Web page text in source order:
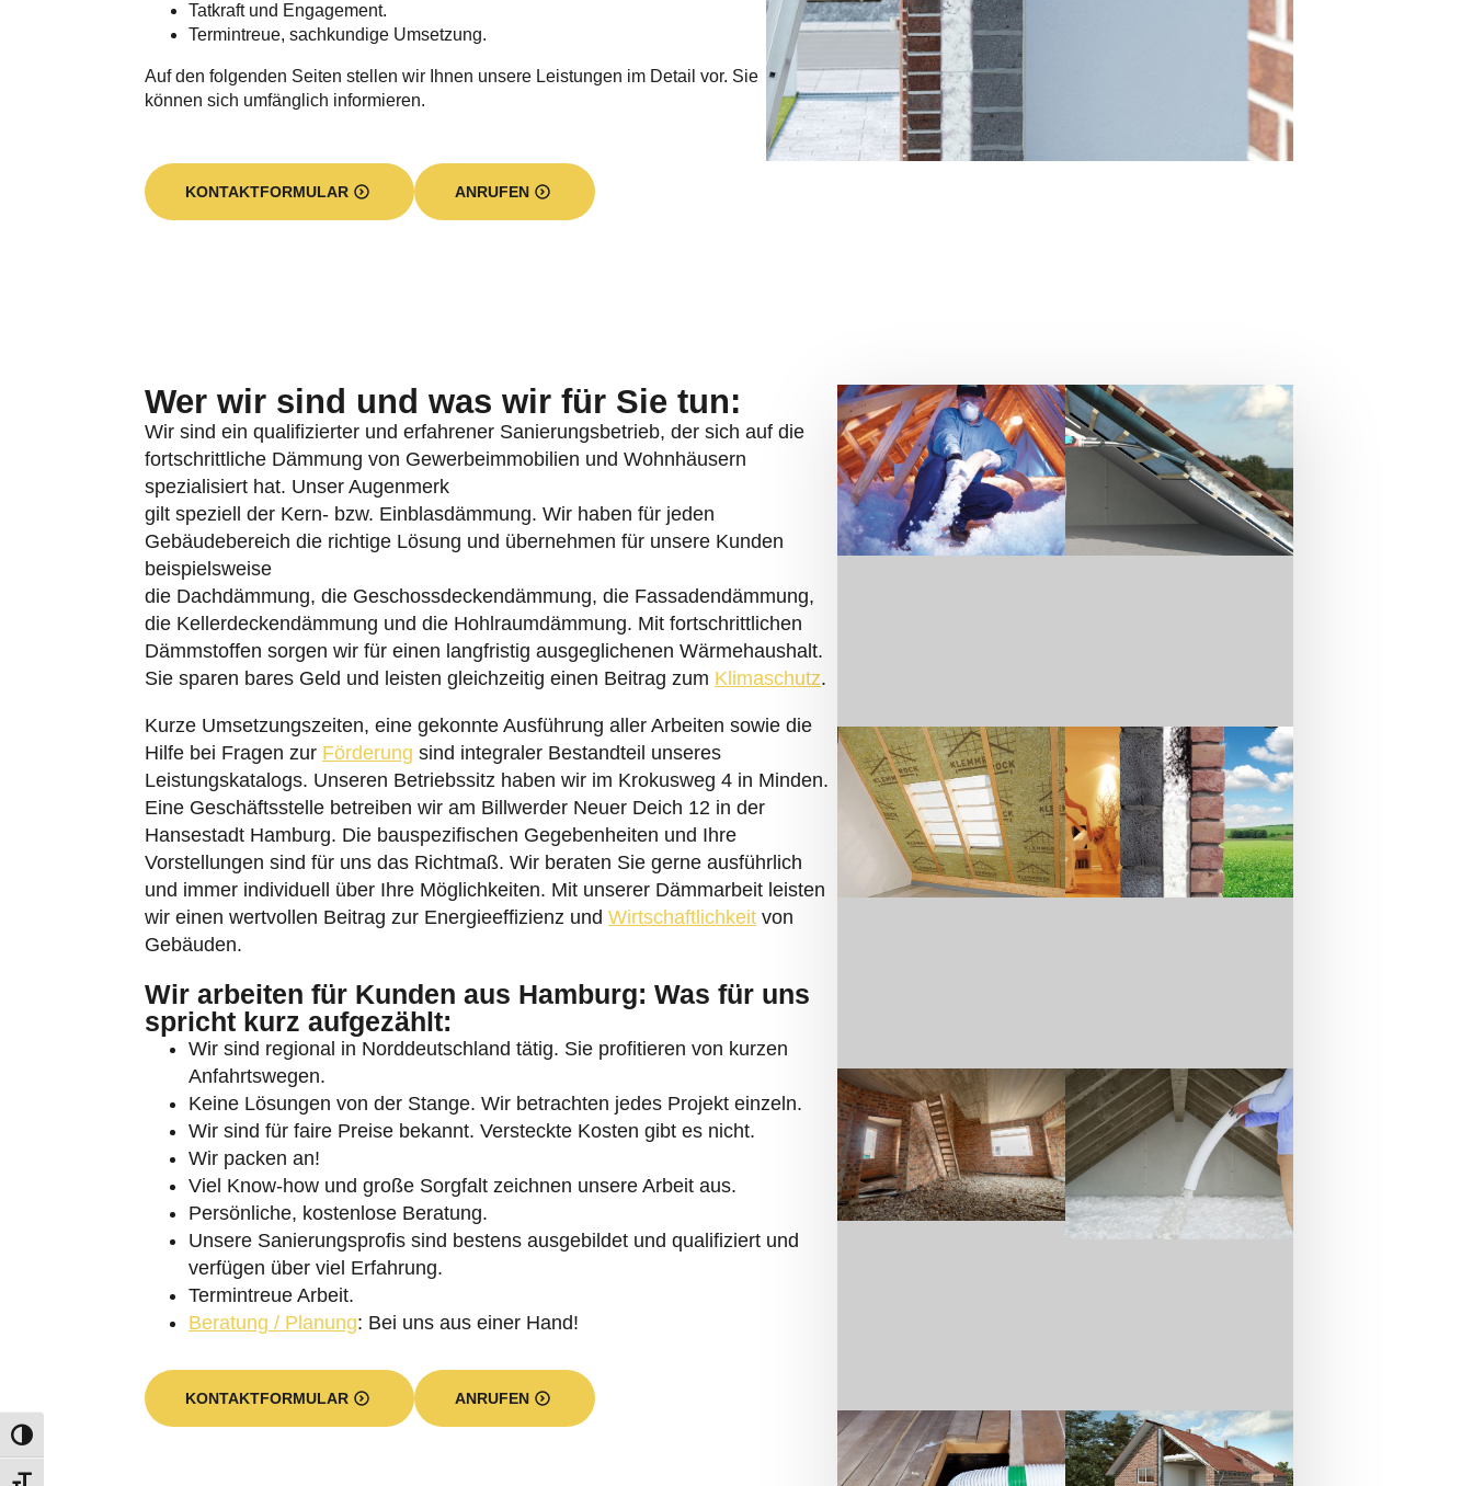
Umschalten auf hohe Kontraste
Tatkraft und Engagement.
Termintreue, sachkundige Umsetzung.
Auf den folgenden Seiten stellen wir Ihnen unsere Leistungen im Detail vor. Sie
können sich umfänglich informieren.
KONTAKTFORMULAR ANRUFEN
Wer wir sind und was wir für Sie tun:
Wir sind ein qualifizierter und erfahrener Sanierungsbetrieb, der sich auf die
fortschrittliche Dämmung von Gewerbeimmobilien und Wohnhäusern
spezialisiert hat. Unser Augenmerk
gilt speziell der Kern- bzw. Einblasdämmung. Wir haben für jeden
Gebäudebereich die richtige Lösung und übernehmen für unsere Kunden
beispielsweise
die Dachdämmung, die Geschossdeckendämmung, die Fassadendämmung,
die Kellerdeckendämmung und die Hohlraumdämmung. Mit fortschrittlichen
Dämmstoffen sorgen wir für einen langfristig ausgeglichenen Wärmehaushalt.
Sie sparen bares Geld und leisten gleichzeitig einen Beitrag zum Klimaschutz.
Kurze Umsetzungszeiten, eine gekonnte Ausführung aller Arbeiten sowie die
Hilfe bei Fragen zur Förderung sind integraler Bestandteil unseres
Leistungskatalogs. Unseren Betriebssitz haben wir im Krokusweg 4 in Minden.
Eine Geschäftsstelle betreiben wir am Billwerder Neuer Deich 12 in der
Hansestadt Hamburg. Die bauspezifischen Gegebenheiten und Ihre
Vorstellungen sind für uns das Richtmaß. Wir beraten Sie gerne ausführlich
und immer individuell über Ihre Möglichkeiten. Mit unserer Dämmarbeit leisten
wir einen wertvollen Beitrag zur Energieeffizienz und Wirtschaftlichkeit von
Gebäuden.
Wir arbeiten für Kunden aus Hamburg: Was für uns
spricht kurz aufgezählt:
Wir sind regional in Norddeutschland tätig. Sie profitieren von kurzen
Anfahrtswegen.
Keine Lösungen von der Stange. Wir betrachten jedes Projekt einzeln.
Wir sind für faire Preise bekannt. Versteckte Kosten gibt es nicht.
Wir packen an!
Viel Know-how und große Sorgfalt zeichnen unsere Arbeit aus.
Persönliche, kostenlose Beratung.
Unsere Sanierungsprofis sind bestens ausgebildet und qualifiziert und
verfügen über viel Erfahrung.
Termintreue Arbeit.
Beratung / Planung: Bei uns aus einer Hand!
KONTAKTFORMULAR ANRUFEN